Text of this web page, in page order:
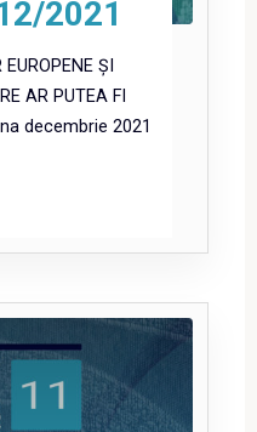
2021
ȘI
AR PUTEA FI
decembrie 2021